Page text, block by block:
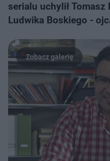
serialu uchylił
Ludwika Boskiego -